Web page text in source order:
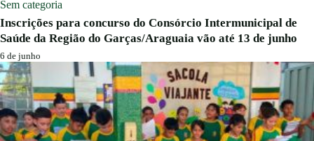
Sem categoria
Inscrições para concurso do Consórcio Intermunicipal de
Saúde da Região do Garças/Araguaia vão até 13 de junho
6 de junho